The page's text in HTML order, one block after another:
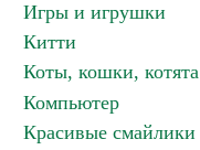
Игры и игрушки
Китти
Коты, кошки, котята
Компьютер
Красивые смайлики